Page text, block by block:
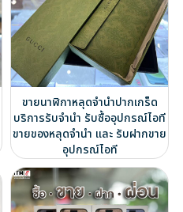
ขายนาฬิกาหลุดจำนำปากเกร็ด
บริการรับจำนำ รับซื้ออุปกรณ์ไอที
ขายของหลุดจำนำ และ รับฝากขาย
อุปกรณ์ไอที